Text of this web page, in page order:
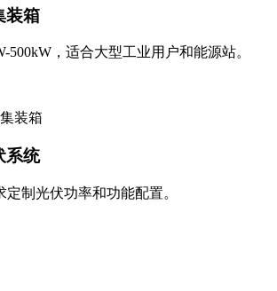
装箱
500kW，适合大型工业用户和能源站。
系统
定制光伏功率和功能配置。